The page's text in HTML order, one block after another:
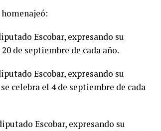
Escobar, expresando su
de septiembre de cada año.
Escobar, expresando su
celebra el 4 de septiembre de cada
Escobar, expresando su